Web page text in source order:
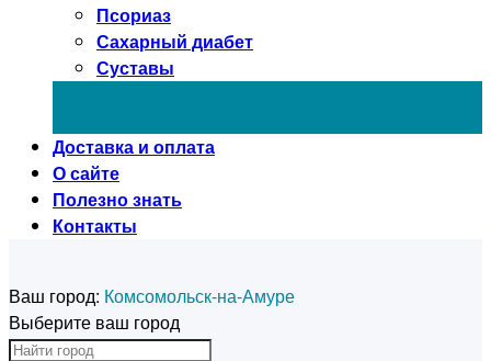
Псориаз
Сахарный диабет
Суставы
Доставка и оплата
О сайте
Полезно знать
Контакты
Ваш город: Комсомольск-на-Амуре
Выберите ваш город